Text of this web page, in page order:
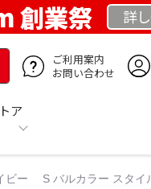
創業祭 詳
ご利用案内
お問い合わせ
ア
ー S バルカラー スタイ